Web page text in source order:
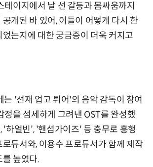
테이지에서 날 선 갈등과 몸싸움까지
개된 바 있어, 이들이 어떻게 다시 한
는지에 대한 궁금증이 더욱 커지고
는 '선재 업고 튀어'의 음악 감독이 참여
정을 섬세하게 그려낸 OST를 완성했
'하얼빈', '핸섬가이즈' 등 충무로 흥행
듀서와, 이용수 프로듀서가 함께 제작
를 높였다.